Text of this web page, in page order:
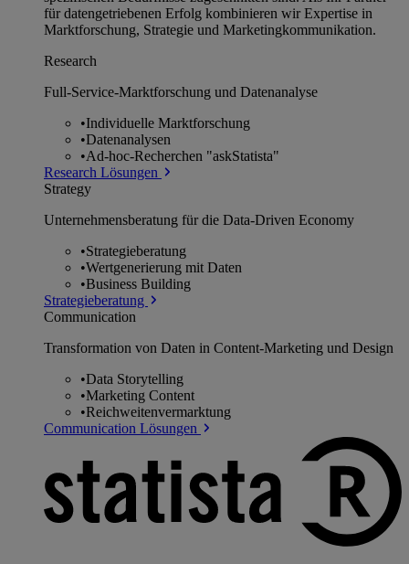
für datengetriebenen Erfolg kombinieren wir Expertise in
Marktforschung, Strategie und Marketingkommunikation.
Research
Full-Service-Marktforschung und Datenanalyse
•Individuelle Marktforschung
•Datenanalysen
•Ad-hoc-Recherchen "askStatista"
Research Lösungen
Strategy
Unternehmens­beratung für die Data-Driven Economy
•Strategieberatung
•Wertgenerierung mit Daten
•Business Building
Strategieberatung
Communication
Transformation von Daten in Content-Marketing und Design
•Data Storytelling
•Marketing Content
•Reichweitenvermarktung
Communication Lösungen